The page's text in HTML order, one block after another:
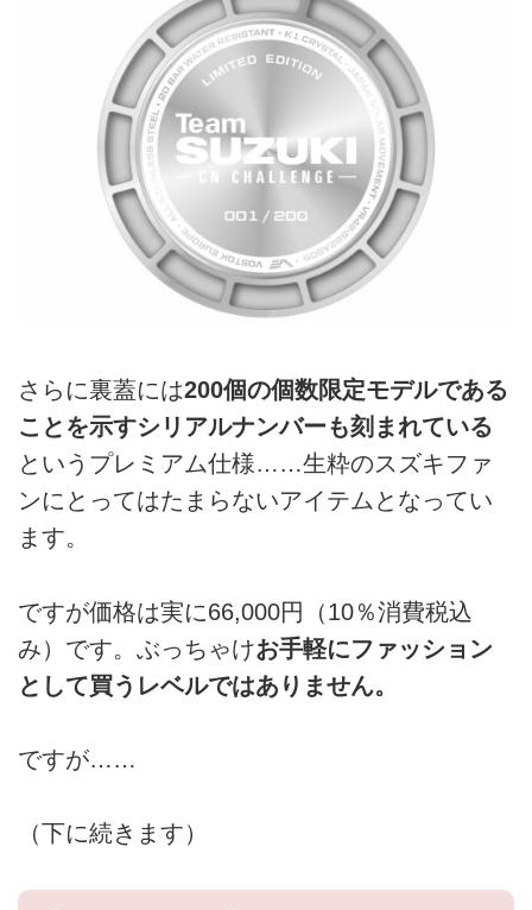
さらに裏蓋には200個の個数限定モデルである
ことを示すシリアルナンバーも刻まれている
というプレミアム仕様……生粋のスズキファ
ンにとってはたまらないアイテムとなってい
ます。
ですが価格は実に66,000円（10％消費税込
み）です。ぶっちゃけお手軽にファッション
として買うレベルではありません。
ですが……
（下に続きます）